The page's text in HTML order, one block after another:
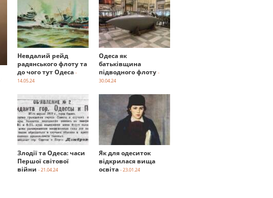
Невдалий рейд
радянського флоту та
до чого тут Одеса -
14.05.24
Одеса як
батьківщина
підводного флоту -
30.04.24
Злодії та Одеса: часи
Першої світової
війни - 21.04.24
Як для одеситок
відкрилася вища
освіта - 23.01.24